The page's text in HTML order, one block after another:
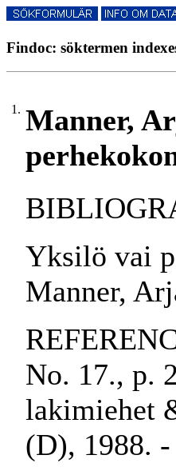
Findoc: söktermen
1. Manner,
Yksilö vai
Manner,
No. 17., p.
lakimiehet
(D), 1988.